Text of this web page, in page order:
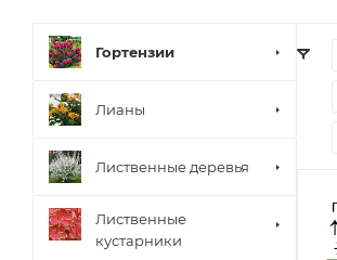
Гортензии
Лианы
Лиственные деревья
Лиственные
кустарники